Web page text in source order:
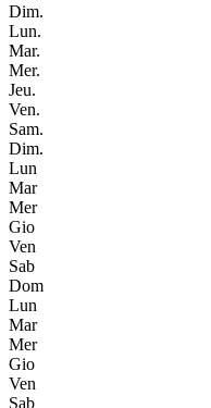
Dim.
Lun.
Mar.
Mer.
Jeu.
Ven.
Sam.
Dim.
Lun
Mar
Mer
Gio
Ven
Sab
Dom
Lun
Mar
Mer
Gio
Ven
Sab